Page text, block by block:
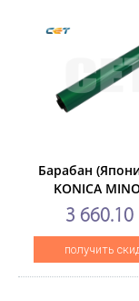
Барабан
KONICA
Bizhub502/552/
(CET) Black,
CET9005N
3 660.10
получить